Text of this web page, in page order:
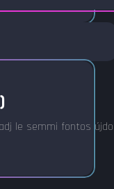
le semmi fontos